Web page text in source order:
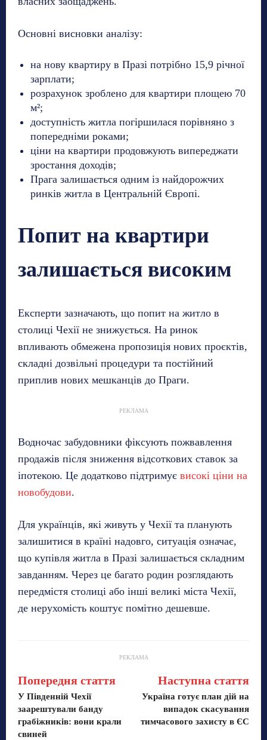
Основні висновки аналізу:
на нову квартиру в Празі потрібно 15,9 річної
зарплати;
розрахунок зроблено для квартири площею 70
м²;
доступність житла погіршилася порівняно з
попередніми роками;
ціни на квартири продовжують випереджати
зростання доходів;
Прага залишається одним із найдорожчих
ринків житла в Центральній Європі.
Попит на квартири
залишається високим
Експерти зазначають, що попит на житло в
столиці Чехії не знижується. На ринок
впливають обмежена пропозиція нових проєктів,
складні дозвільні процедури та постійний
приплив нових мешканців до Праги.
РЕКЛАМА
Водночас забудовники фіксують пожвавлення
продажів після зниження відсоткових ставок за
іпотекою. Це додатково підтримує високі ціни на
новобудови.
Для українців, які живуть у Чехії та планують
залишитися в країні надовго, ситуація означає,
що купівля житла в Празі залишається складним
завданням. Через це багато родин розглядають
передмістя столиці або інші великі міста Чехії,
де нерухомість коштує помітно дешевше.
РЕКЛАМА
Попередня стаття
У Південній Чехії
заарештували банду
грабіжників: вони крали
свиней
Наступна стаття
Україна готує план дій на
випадок скасування
тимчасового захисту в ЄС